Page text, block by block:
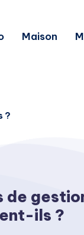
Maison
?
de
ils ?